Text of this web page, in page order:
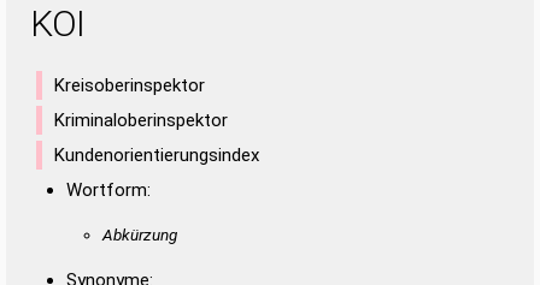
KOI
Kreisoberinspektor
Kriminaloberinspektor
Kundenorientierungsindex
Wortform:
Abkürzung
Synonyme: